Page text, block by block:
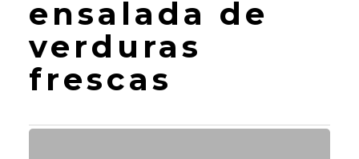
ensalada de
verduras
frescas